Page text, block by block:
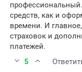
средств, как и
времени. И
страховок и
платежей.
5